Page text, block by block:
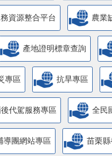
資源整合平台 農業
產地證明標章查詢
專區 抗旱專區
代駕服務專區 全民
導團網站專區 苗栗